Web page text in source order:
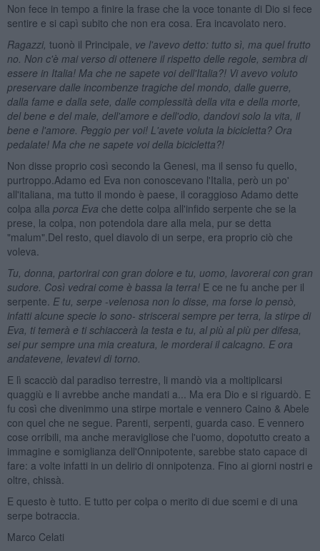
Non fece in tempo a finire la frase che la voce tonante di Dio si fece
sentire e si capì subito che non era cosa. Era incavolato nero.
Ragazzi, tuonò il Principale, ve l'avevo detto: tutto sì, ma quel frutto
no. Non c'è mai verso di ottenere il rispetto delle regole, sembra di
essere in Italia! Ma che ne sapete voi dell'Italia?! Vi avevo voluto
preservare dalle incombenze tragiche del mondo, dalle guerre,
dalla fame e dalla sete, dalle complessità della vita e della morte,
del bene e del male, dell'amore e dell'odio, dandovi solo la vita, il
bene e l'amore. Peggio per voi! L'avete voluta la bicicletta? Ora
pedalate! Ma che ne sapete voi della bicicletta?!
Non disse proprio così secondo la Genesi, ma il senso fu quello,
purtroppo.Adamo ed Eva non conoscevano l'Italia, però un po'
all'italiana, ma tutto il mondo è paese, il coraggioso Adamo dette
colpa alla porca Eva che dette colpa all'infido serpente che se la
prese, la colpa, non potendola dare alla mela, pur se detta
"malum".Del resto, quel diavolo di un serpe, era proprio ciò che
voleva.
Tu, donna, partorirai con gran dolore e tu, uomo, lavorerai con gran
sudore. Così vedrai come è bassa la terra! E ce ne fu anche per il
serpente. E tu, serpe -velenosa non lo disse, ma forse lo pensò,
infatti alcune specie lo sono- striscerai sempre per terra, la stirpe di
Eva, ti temerà e ti schiaccerà la testa e tu, al più al più per difesa,
sei pur sempre una mia creatura, le morderai il calcagno. E ora
andatevene, levatevi di torno.
E lì scacciò dal paradiso terrestre, li mandò via a moltiplicarsi
quaggiù e li avrebbe anche mandati a... Ma era Dio e si riguardò. E
fu così che divenimmo una stirpe mortale e vennero Caino & Abele
con quel che ne segue. Parenti, serpenti, guarda caso. E vennero
cose orribili, ma anche meravigliose che l'uomo, dopotutto creato a
immagine e somiglianza dell'Onnipotente, sarebbe stato capace di
fare: a volte infatti in un delirio di onnipotenza. Fino ai giorni nostri e
oltre, chissà.
E questo è tutto. E tutto per colpa o merito di due scemi e di una
serpe botraccia.
Marco Celati